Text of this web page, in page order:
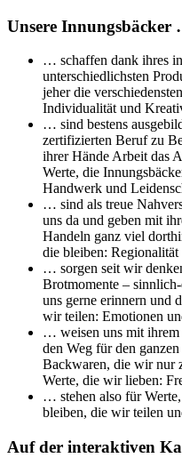
Unsere Innungsbäcker
… schaffen dank ihres
unterschiedlichsten
jeher die
Individualität und
… sind bestens
zertifizierten Beruf zu
ihrer Hände Arbeit das
Werte, die
Handwerk und
… sind als treue
uns da und geben mit
Handeln ganz viel
die bleiben:
… sorgen seit wir
Brotmomente –
uns gerne erinnern und
wir teilen: Emotionen
… weisen uns mit
den Weg für den
Backwaren, die wir nur
Werte, die wir lieben:
… stehen also für
bleiben, die wir teilen
Auf der interaktiven